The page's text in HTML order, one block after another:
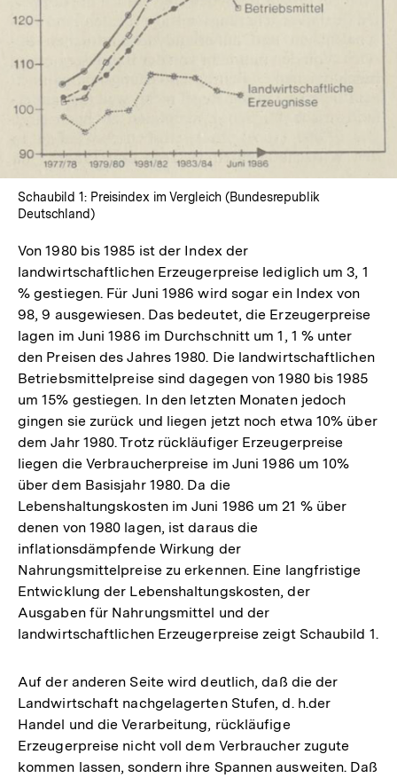
Lightbox
Schaubild 1: Preisindex im Vergleich (Bundesrepublik
Deutschland)
Von 1980 bis 1985 ist der Index der
landwirtschaftlichen Erzeugerpreise lediglich um 3, 1
% gestiegen. Für Juni 1986 wird sogar ein Index von
98, 9 ausgewiesen. Das bedeutet, die Erzeugerpreise
lagen im Juni 1986 im Durchschnitt um 1, 1 % unter
den Preisen des Jahres 1980. Die landwirtschaftlichen
Betriebsmittelpreise sind dagegen von 1980 bis 1985
um 15% gestiegen. In den letzten Monaten jedoch
gingen sie zurück und liegen jetzt noch etwa 10% über
dem Jahr 1980. Trotz rückläufiger Erzeugerpreise
liegen die Verbraucherpreise im Juni 1986 um 10%
über dem Basisjahr 1980. Da die
Lebenshaltungskosten im Juni 1986 um 21 % über
denen von 1980 lagen, ist daraus die
inflationsdämpfende Wirkung der
Nahrungsmittelpreise zu erkennen. Eine langfristige
Entwicklung der Lebenshaltungskosten, der
Ausgaben für Nahrungsmittel und der
landwirtschaftlichen Erzeugerpreise zeigt Schaubild 1.
Auf der anderen Seite wird deutlich, daß die der
Landwirtschaft nachgelagerten Stufen, d. h.der
Handel und die Verarbeitung, rückläufige
Erzeugerpreise nicht voll dem Verbraucher zugute
kommen lassen, sondern ihre Spannen ausweiten. Daß